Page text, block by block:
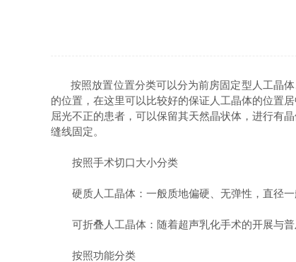
按照放置位置分类可以分为前房固定型人工晶
的位置，在这里可以比较好的保证人工晶体的位置
屈光不正的患者，可以保留其天然晶状体，进行有
缝线固定。
按照手术切口大小分类
硬质人工晶体：一般质地偏硬、无弹性，直径一
可折叠人工晶体：随着超声乳化手术的开展与普
按照功能分类